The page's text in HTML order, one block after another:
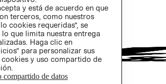
y está de acuerdo en que
terceros, como nuestros
cookies requeridas”, se
que limita nuestra entrega
Haga clic en
para personalizar sus
y uso compartido de
compartido de datos